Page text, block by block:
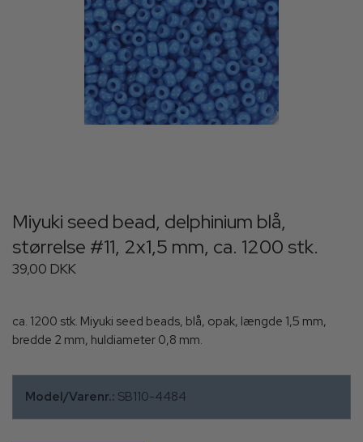
Miyuki seed bead, delphinium blå,
størrelse #11, 2x1,5 mm, ca. 1200 stk.
39,00 DKK
ca. 1200 stk. Miyuki seed beads, blå, opak, længde 1,5 mm,
bredde 2 mm, huldiameter 0,8 mm.
Model/Varenr.: SB110-4484